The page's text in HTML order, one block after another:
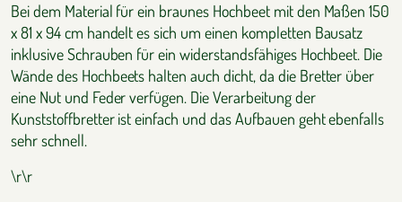
Bei dem Material für ein braunes Hochbeet mit den Maßen 150
x 81 x 94 cm handelt es sich um einen kompletten Bausatz
inklusive Schrauben für ein widerstandsfähiges Hochbeet. Die
Wände des Hochbeets halten auch dicht, da die Bretter über
eine Nut und Feder verfügen. Die Verarbeitung der
Kunststoffbretter ist einfach und das Aufbauen geht ebenfalls
sehr schnell.
\r\r